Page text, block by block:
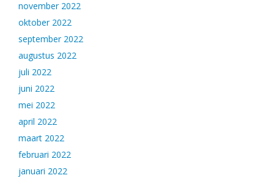
november 2022
oktober 2022
september 2022
augustus 2022
juli 2022
juni 2022
mei 2022
april 2022
maart 2022
februari 2022
januari 2022